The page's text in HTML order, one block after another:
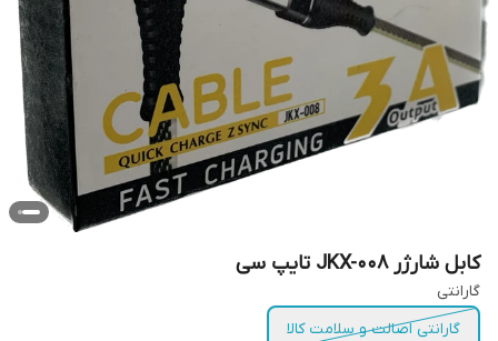
کابل شارژر JKX-008 تایپ سی
گارانتی
گارانتی اصالت و سلامت کالا